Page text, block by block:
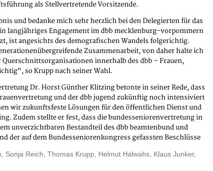
Reich, Thomas Krupp, Helmut Halwahs, Klaus Junker,
als Stellvertretende Vorsitzende.
und bedanke mich sehr herzlich bei den Delegierten für das
langjähriges Engagement im dbb mecklenburg-vorpommern
ist angesichts des demografischen Wandels folgerichtig.
Zusammenarbeit, von daher halte ich
innerhalb des dbb – Frauen,
so Krupp nach seiner Wahl.
Dr. Horst Günther Klitzing betonte in seiner Rede, dass
und der dbb jugend zukünftig noch intensiviert
wir zukunftsfeste Lösungen für den öffentlichen Dienst und
Zudem stellte er fest, dass die bundesseniorenvertretung in
unverzichtbaren Bestandteil des dbb beamtenbund und
der auf dem Bundesseniorenkongress gefassten Beschlüsse